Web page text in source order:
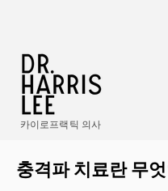
카이로프랙틱 의사
충격파 치료란 무